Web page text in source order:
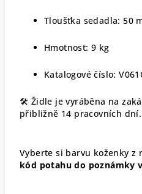
Tloušťka sedadla: 50
Hmotnost: 9 kg
Katalogové číslo:
🛠 Židle je vyráběna na
přibližně 14 pracovních dní.
Vyberte si barvu koženky z
kód potahu do poznámky